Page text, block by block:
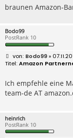
braunen Amazon-
Bodo99
PostRank 10
B
e
r
a
g
Bodo99»
Amazon
Ich empfehle eine
team-de AT
heinrich
PostRank 10